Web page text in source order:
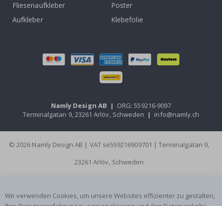
Fliesenaufkleber
Poster
Aufkleber
Klebefolie
Namly Design AB | ORG: 559216-9097
Terminalgatan 9, 23261 Arlöv, Schweden | info@namly.ch
© 2026 Namly Design AB | VAT se559216909701 | Terminalgatan 9,
23261 Arlöv, Schweden
Wir verwenden Cookies, um unsere Websites effizienter zu gestalten,